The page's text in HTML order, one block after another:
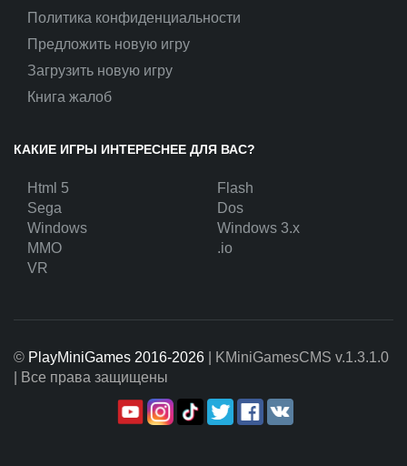
Политика конфиденциальности
Предложить новую игру
Загрузить новую игру
Книга жалоб
КАКИЕ ИГРЫ ИНТЕРЕСНЕЕ ДЛЯ ВАС?
Html 5
Flash
Sega
Dos
Windows
Windows 3.x
MMO
.io
VR
© PlayMiniGames 2016-2026 | KMiniGamesCMS v.1.3.1.0
| Все права защищены